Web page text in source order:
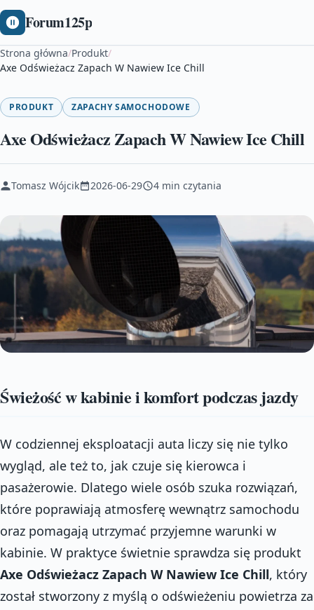
Forum125p
Strona główna/Produkt/
Axe Odświeżacz Zapach W Nawiew Ice Chill
PRODUKT ZAPACHY SAMOCHODOWE
Axe Odświeżacz Zapach W Nawiew Ice Chill
Tomasz Wójcik 2026-06-29 4 min czytania
Świeżość w kabinie i komfort podczas jazdy
W codziennej eksploatacji auta liczy się nie tylko
wygląd, ale też to, jak czuje się kierowca i
pasażerowie. Dlatego wiele osób szuka rozwiązań,
które poprawiają atmosferę wewnątrz samochodu
oraz pomagają utrzymać przyjemne warunki w
kabinie. W praktyce świetnie sprawdza się produkt
Axe Odświeżacz Zapach W Nawiew Ice Chill, który
został stworzony z myślą o odświeżeniu powietrza za